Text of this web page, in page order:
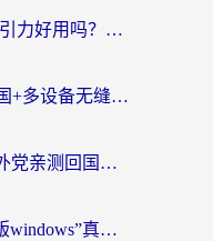
海外党必看：Quickback和引力好用吗？3分钟搞懂回国加速器怎么选
海外党必看：电视VPN回国+多设备无缝访问国内资源的实用指南
云极和GOGO哪个好？海外党亲测回国加速器选择指南（附iOS免费&Windows VPN实用技巧）
海外党别踩坑！“vpn破解版windows”真的能用？教你选对回国加速器无缝刷国内资源